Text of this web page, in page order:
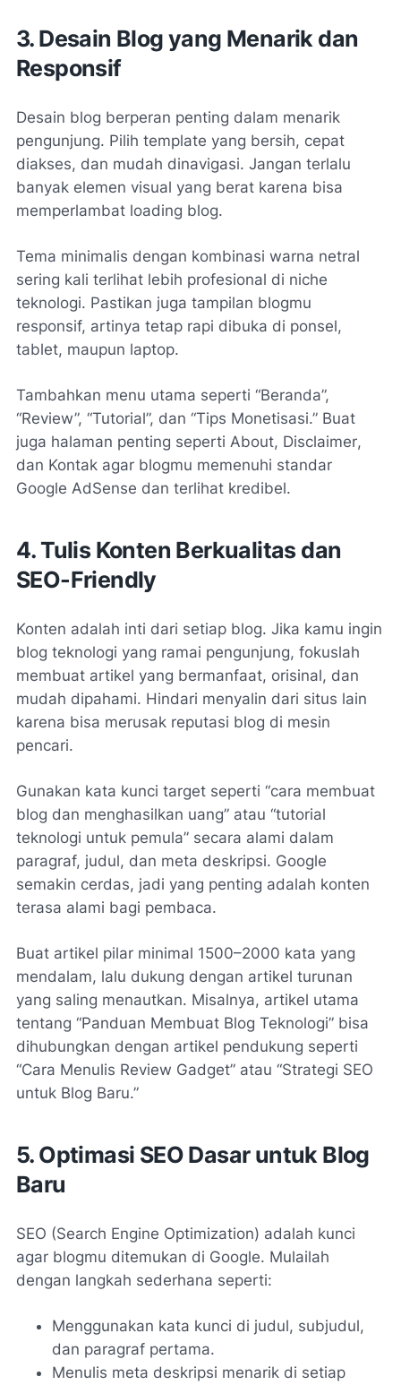
3. Desain Blog yang Menarik dan
Responsif
Desain blog berperan penting dalam menarik
pengunjung. Pilih template yang bersih, cepat
diakses, dan mudah dinavigasi. Jangan terlalu
banyak elemen visual yang berat karena bisa
memperlambat loading blog.
Tema minimalis dengan kombinasi warna netral
sering kali terlihat lebih profesional di niche
teknologi. Pastikan juga tampilan blogmu
responsif, artinya tetap rapi dibuka di ponsel,
tablet, maupun laptop.
Tambahkan menu utama seperti “Beranda”,
“Review”, “Tutorial”, dan “Tips Monetisasi.” Buat
juga halaman penting seperti About, Disclaimer,
dan Kontak agar blogmu memenuhi standar
Google AdSense dan terlihat kredibel.
4. Tulis Konten Berkualitas dan
SEO-Friendly
Konten adalah inti dari setiap blog. Jika kamu ingin
blog teknologi yang ramai pengunjung, fokuslah
membuat artikel yang bermanfaat, orisinal, dan
mudah dipahami. Hindari menyalin dari situs lain
karena bisa merusak reputasi blog di mesin
pencari.
Gunakan kata kunci target seperti “cara membuat
blog dan menghasilkan uang” atau “tutorial
teknologi untuk pemula” secara alami dalam
paragraf, judul, dan meta deskripsi. Google
semakin cerdas, jadi yang penting adalah konten
terasa alami bagi pembaca.
Buat artikel pilar minimal 1500–2000 kata yang
mendalam, lalu dukung dengan artikel turunan
yang saling menautkan. Misalnya, artikel utama
tentang “Panduan Membuat Blog Teknologi” bisa
dihubungkan dengan artikel pendukung seperti
“Cara Menulis Review Gadget” atau “Strategi SEO
untuk Blog Baru.”
5. Optimasi SEO Dasar untuk Blog
Baru
SEO (Search Engine Optimization) adalah kunci
agar blogmu ditemukan di Google. Mulailah
dengan langkah sederhana seperti:
Menggunakan kata kunci di judul, subjudul,
dan paragraf pertama.
Menulis meta deskripsi menarik di setiap